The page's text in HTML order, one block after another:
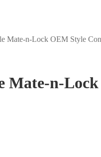
Mate-n-Lock OEM Style
Mate-n-